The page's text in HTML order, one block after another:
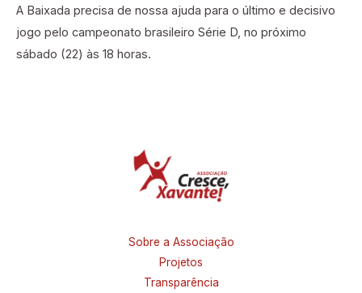
A Baixada precisa de nossa ajuda para o último e decisivo
jogo pelo campeonato brasileiro Série D, no próximo
sábado (22) às 18 horas.
Sobre a Associação
Projetos
Transparência